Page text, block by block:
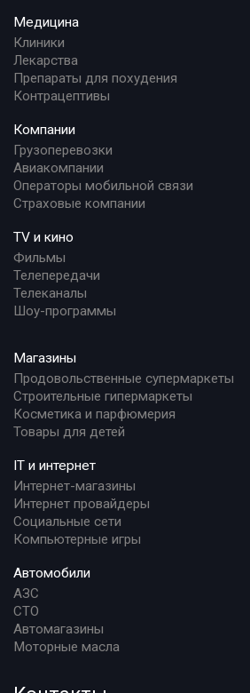
Медицина
Клиники
Лекарства
Препараты для похудения
Контрацептивы
Компании
Грузоперевозки
Авиакомпании
Операторы мобильной связи
Страховые компании
TV и кино
Фильмы
Телепередачи
Телеканалы
Шоу-программы
Магазины
Продовольственные супермаркеты
Строительные гипермаркеты
Косметика и парфюмерия
Товары для детей
IT и интернет
Интернет-магазины
Интернет провайдеры
Социальные сети
Компьютерные игры
Автомобили
АЗС
СТО
Автомагазины
Моторные масла